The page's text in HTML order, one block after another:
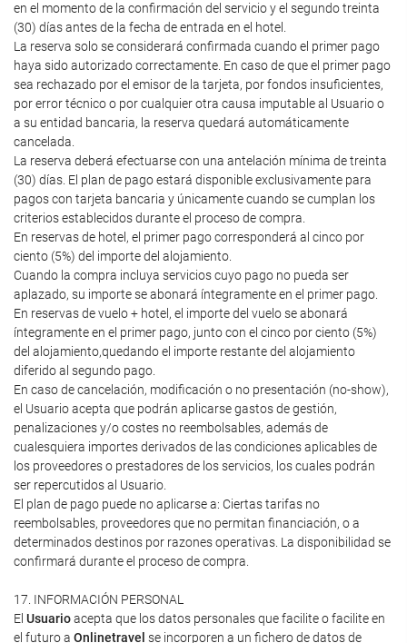
en el momento de la confirmación del servicio y el segundo treinta
(30) días antes de la fecha de entrada en el hotel.
La reserva solo se considerará confirmada cuando el primer pago
haya sido autorizado correctamente. En caso de que el primer pago
sea rechazado por el emisor de la tarjeta, por fondos insuficientes,
por error técnico o por cualquier otra causa imputable al Usuario o
a su entidad bancaria, la reserva quedará automáticamente
cancelada.
La reserva deberá efectuarse con una antelación mínima de treinta
(30) días. El plan de pago estará disponible exclusivamente para
pagos con tarjeta bancaria y únicamente cuando se cumplan los
criterios establecidos durante el proceso de compra.
En reservas de hotel, el primer pago corresponderá al cinco por
ciento (5%) del importe del alojamiento.
Cuando la compra incluya servicios cuyo pago no pueda ser
aplazado, su importe se abonará íntegramente en el primer pago.
En reservas de vuelo + hotel, el importe del vuelo se abonará
íntegramente en el primer pago, junto con el cinco por ciento (5%)
del alojamiento,quedando el importe restante del alojamiento
diferido al segundo pago.
En caso de cancelación, modificación o no presentación (no-show),
el Usuario acepta que podrán aplicarse gastos de gestión,
penalizaciones y/o costes no reembolsables, además de
cualesquiera importes derivados de las condiciones aplicables de
los proveedores o prestadores de los servicios, los cuales podrán
ser repercutidos al Usuario.
El plan de pago puede no aplicarse a: Ciertas tarifas no
reembolsables, proveedores que no permitan financiación, o a
determinados destinos por razones operativas. La disponibilidad se
confirmará durante el proceso de compra.
17. INFORMACIÓN PERSONAL
El Usuarioacepta que los datos personales que facilite o facilite en
el futuro a Onlinetravel se incorporen a un fichero de datos de